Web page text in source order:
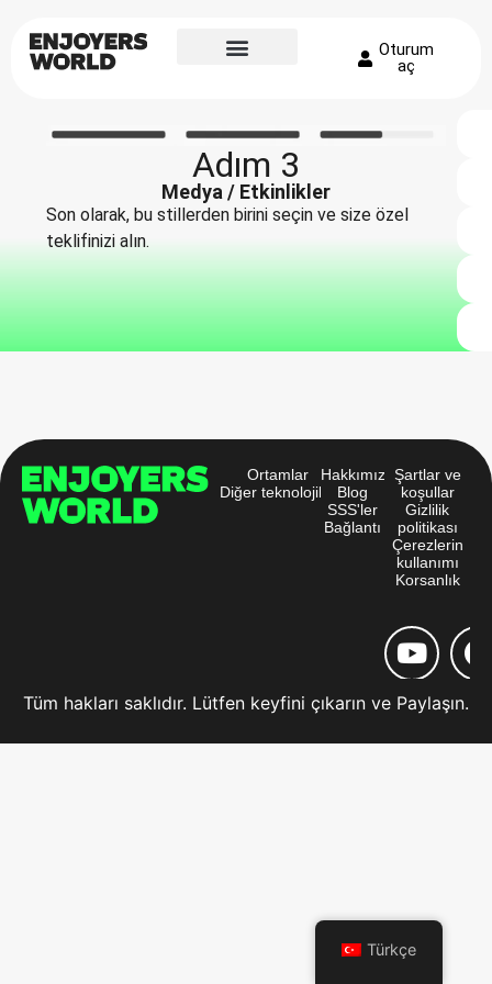
Oturum
aç
Adım 3
Medya / Etkinlikler
Son olarak, bu stillerden birini seçin ve size özel
teklifinizi alın.
Ortamlar
Diğer teknolojiler
Hakkımızda
Blog
SSS'ler
Bağlantı
Şartlar ve
koşullar
Gizlilik
politikası
Çerezlerin
kullanımı
Korsanlık
Tüm hakları saklıdır. Lütfen keyfini çıkarın ve Paylaşın.
Türkçe